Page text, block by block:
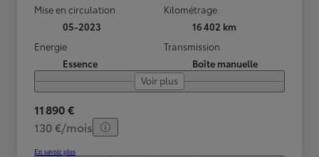
Mise en circulation
05-2023
Kilométrage
16 402 km
Energie
Essence
Transmission
Boîte manuelle
Voir plus
11 890 €
130 €/mois
En savoir plus